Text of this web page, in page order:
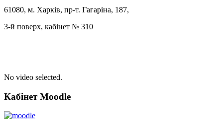
61080, м. Харків, пр-т. Гагаріна, 187,
3-й поверх, кабінет № 310
No video selected.
Кабінет Moodle